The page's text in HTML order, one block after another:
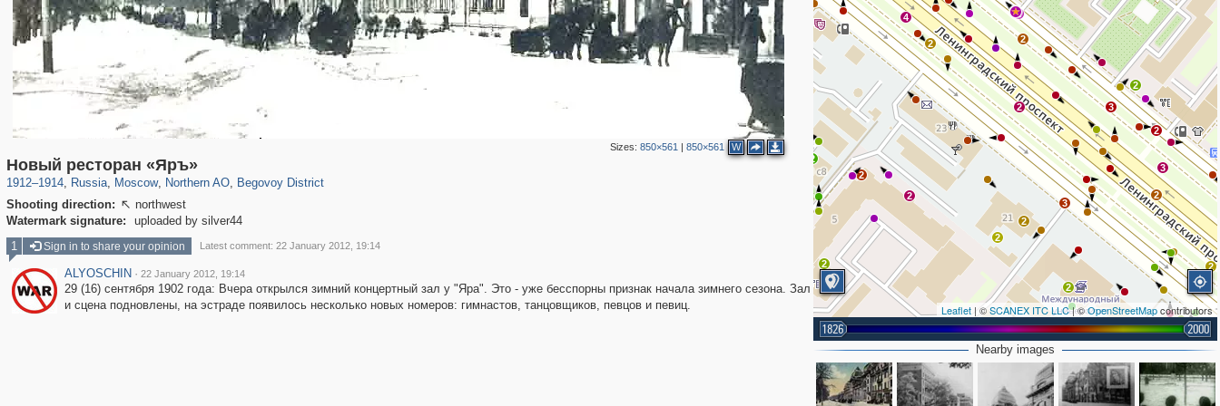
Sizes: 850×561 | 850×561 W
Новый ресторан «Яръ»
1912–1914, Russia
1,405,800 29,243
, Moscow
319,716 8,286
, Northern AO
22,533 598
, Begovoy District
Shooting direction:  northwest
Watermark signature:
uploaded by silver44
2
2
2
2
2
2
4
2
2
2
3
2
3
2
2
2
2
2
3
2
2
3
Leaflet | ©SCANEX ITC LLC| ©OpenStreetMapcontributors
1826 2000
Nearby images
1 Sign in to share your opinion Latest comment: 22 January 2012, 19:14
ALYOSCHIN · 22 January 2012, 19:14
29 (16) сентября 1902 года: Вчера открылся зимний концертный зал у "Яра". Это - уже бесспорны признак начала зимнего сезона. Зал
и сцена подновлены, на эстраде появилось несколько новых номеров: гимнастов, танцовщиков, певцов и певиц.